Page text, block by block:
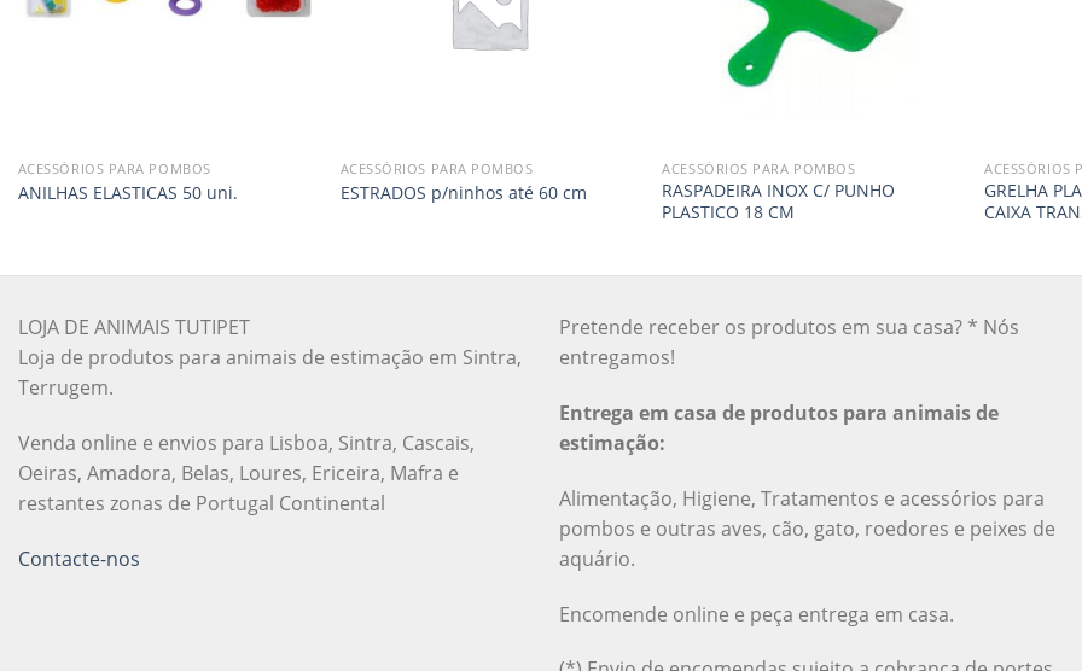
ACESSÓRIOS PARA POMBOS
ANILHAS ELASTICAS 50 uni.
ACESSÓRIOS PARA POMBOS
ESTRADOS p/ninhos até 60 cm
ACESSÓRIOS PARA POMBOS
RASPADEIRA INOX C/ PUNHO
PLASTICO 18 CM
ACESSÓRIOS
GRELHA
CAIXA
LOJA DE ANIMAIS TUTIPET
Loja de produtos para animais de estimação em Sintra,
Terrugem.
Venda online e envios para Lisboa, Sintra, Cascais,
Oeiras, Amadora, Belas, Loures, Ericeira, Mafra e
restantes zonas de Portugal Continental
Contacte-nos
Pretende receber os produtos em sua casa? * Nós
entregamos!
Entrega em casa de produtos para animais de
estimação:
Alimentação, Higiene, Tratamentos e acessórios para
pombos e outras aves, cão, gato, roedores e peixes de
aquário.
Encomende online e peça entrega em casa.